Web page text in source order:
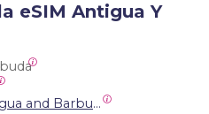
eSIM Antigua Y
C & W Antigua and Barbuda, Cable and Wireless Anguilla, Cable & Wireless - LIME, Setel Netherlands Antilles, BTC Bahamas, C&W (Flow), Claro, Bouygues/DigiCel, Dauphin, Free, Cable & Wireless Jamaica, Cable & Wireless Saint Kitts and Nevis, Cable & Wireless Saint Lucia, Cable & Wireless Montserrat, Liberty, Telephone Company Puerto Rico , Cable & Wireless, C & W Saint Vincent and Grenadines